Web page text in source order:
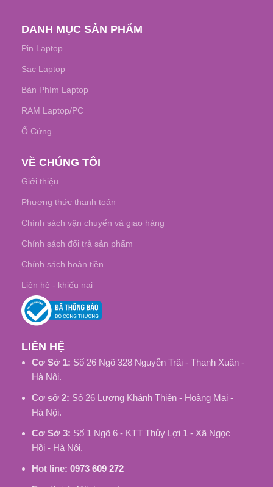
DANH MỤC SẢN PHẨM
Pin Laptop
Sạc Laptop
Bàn Phím Laptop
RAM Laptop/PC
Ổ Cứng
VỀ CHÚNG TÔI
Giới thiệu
Phương thức thanh toán
Chính sách vận chuyển và giao hàng
Chính sách đổi trả sản phẩm
Chính sách hoàn tiền
Liên hệ - khiếu nại
LIÊN HỆ
Cơ Sở 1: Số 26 Ngõ 328 Nguyễn Trãi - Thanh Xuân -
Hà Nội.
Cơ sở 2: Số 26 Lương Khánh Thiện - Hoàng Mai -
Hà Nội.
Cơ Sở 3: Số 1 Ngõ 6 - KTT Thủy Lợi 1 - Xã Ngọc
Hồi - Hà Nội.
Hot line: 0973 609 272